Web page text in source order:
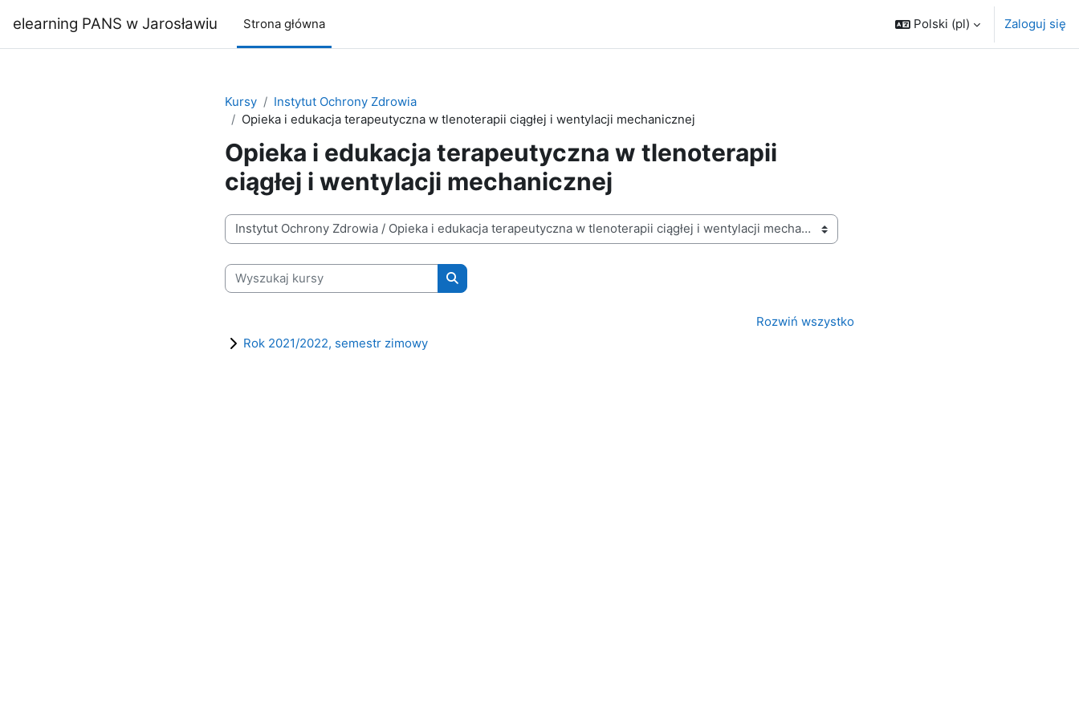
elearning PANS w Jarosławiu Strona główna Polski ‎(pl)‎ Zaloguj się
Kursy
Instytut Ochrony Zdrowia
Opieka i edukacja terapeutyczna w tlenoterapii ciągłej i wentylacji mechanicznej
Opieka i edukacja terapeutyczna w tlenoterapii
ciągłej i wentylacji mechanicznej
Kategorie kursów
Wyszukaj kursy
Wyszukaj kursy
Rozwiń wszystko
Rok 2021/2022, semestr zimowy